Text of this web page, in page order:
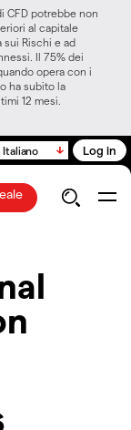
CFD potrebbe non
al capitale
sui Rischi e ad
Il 75% dei
opera con i
ha subito la
12 mesi.
Italiano Log in